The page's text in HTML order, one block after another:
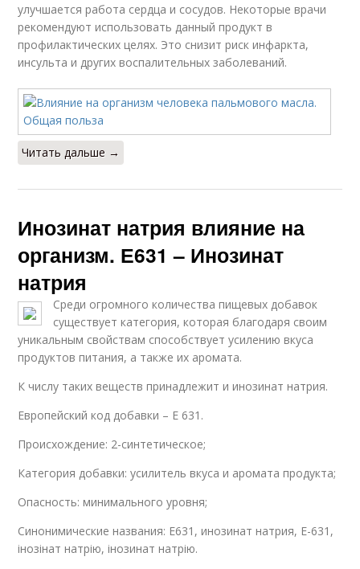
улучшается работа сердца и сосудов. Некоторые врачи
рекомендуют использовать данный продукт в
профилактических целях. Это снизит риск инфаркта,
инсульта и других воспалительных заболеваний.
Читать дальше →
Инозинат натрия влияние на
организм. Е631 – Инозинат
натрия
Среди огромного количества пищевых добавок
существует категория, которая благодаря своим
уникальным свойствам способствует усилению вкуса
продуктов питания, а также их аромата.
К числу таких веществ принадлежит и инозинат натрия.
Европейский код добавки – Е 631.
Происхождение: 2-синтетическое;
Категория добавки: усилитель вкуса и аромата продукта;
Опасность: минимального уровня;
Синонимические названия: Е631, инозинат натрия, Е-631,
інозінат натрію, інозинат натрію.